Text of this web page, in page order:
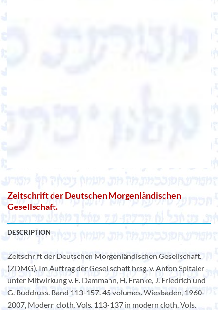
Zeitschrift der Deutschen Morgenländischen
Gesellschaft.
DESCRIPTION
Zeitschrift der Deutschen Morgenländischen Gesellschaft.
(ZDMG). Im Auftrag der Gesellschaft hrsg. v. Anton Spitaler
unter Mitwirkung v. E. Dammann, H. Franke, J. Friedrich und
G. Buddruss. Band 113-157. 45 volumes. Wiesbaden, 1960-
2007, Modern cloth, Vols. 113-137 in modern cloth. Vols.